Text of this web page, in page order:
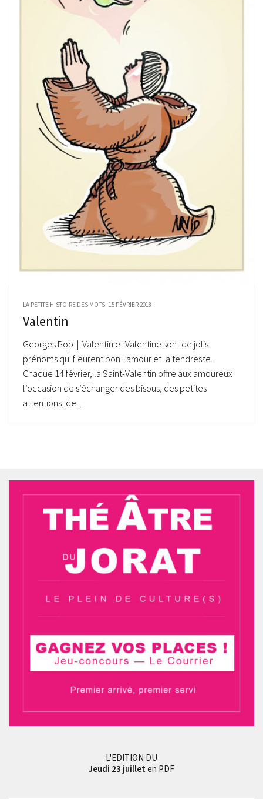
LA PETITE HISTOIRE DES MOTS 15 FÉVRIER 2018
Valentin
Georges Pop | Valentin et Valentine sont de jolis
prénoms qui fleurent bon l’amour et la tendresse.
Chaque 14 février, la Saint-Valentin offre aux amoureux
l’occasion de s’échanger des bisous, des petites
attentions, de...
L'EDITION DU
Jeudi 23 juillet en PDF